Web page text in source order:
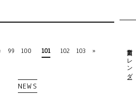
99 100 101 102 103 »
NEWS
営業日カレンダー